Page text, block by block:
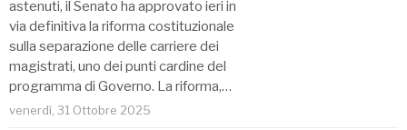
astenuti, il Senato ha approvato ieri in
via definitiva la riforma costituzionale
sulla separazione delle carriere dei
magistrati, uno dei punti cardine del
programma di Governo. La riforma,…
venerdì, 31 Ottobre 2025